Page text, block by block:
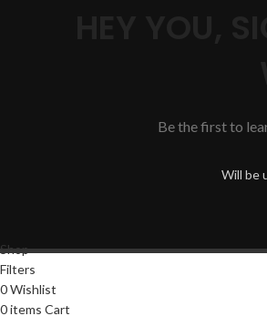
Be the first to
Will be
Shop
Filters
0Wishlist
0items Cart